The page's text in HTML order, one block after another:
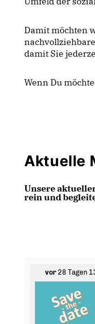
Damit möchten
damit Sie
Wenn Du
Aktuelle
Unsere
rein und
vor28 Tagen